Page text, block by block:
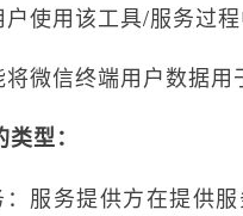
使用该工具/服务过
微信终端用户数据用
型：
服务提供方在提供